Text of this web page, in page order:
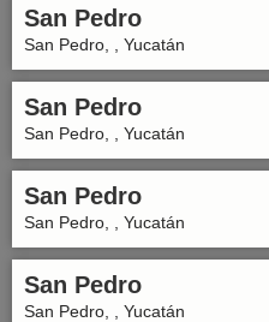
San Pedro
San Pedro, , Yucatán
San Pedro
San Pedro, , Yucatán
San Pedro
San Pedro, , Yucatán
San Pedro
San Pedro, , Yucatán